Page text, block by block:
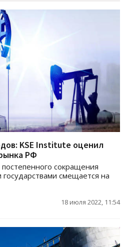
KSE Institute оценил
РФ
сокращения
смещается на
18 июля 2022, 11:54